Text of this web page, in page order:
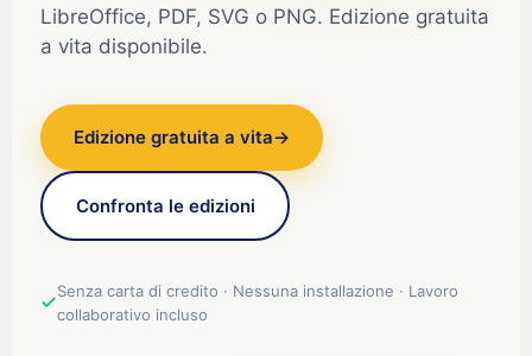
LibreOffice, PDF, SVG o PNG. Edizione gratuita
a vita disponibile.
Edizione gratuita a vita→
Confronta le edizioni
Senza carta di credito · Nessuna installazione · Lavoro
collaborativo incluso